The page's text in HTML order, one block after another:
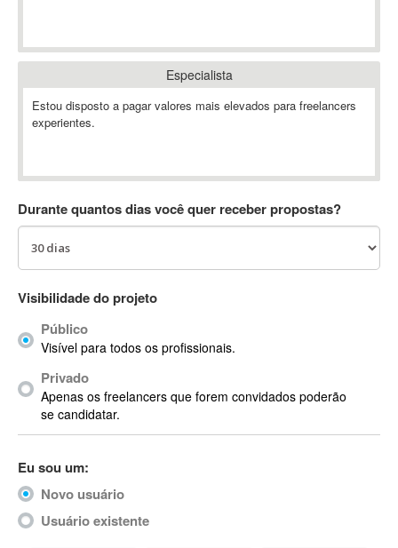
Ableton
Ableton Push
Abstract
AC3
ACID Pro
ACPI
Acrobat
Acrobat X
Acronis
ACT
Actimize
ActionScript
ActionScript 3
Especialista
Estou disposto a pagar valores mais elevados para freelancers
experientes.
Durante quantos dias você quer receber propostas?
Visibilidade do projeto
Público
Visível para todos os profissionais.
Privado
Apenas os freelancers que forem convidados poderão
se candidatar.
Eu sou um:
Novo usuário
Usuário existente